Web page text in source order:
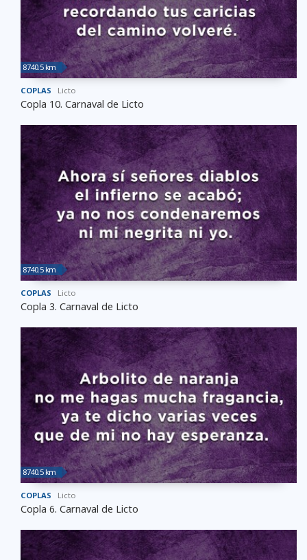
8740.5 km
COPLAS Licto
Copla 10. Carnaval de Licto
8740.5 km
COPLAS Licto
Copla 3. Carnaval de Licto
8740.5 km
COPLAS Licto
Copla 6. Carnaval de Licto